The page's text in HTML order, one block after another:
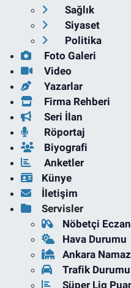
Sağlık
Siyaset
Politika
Foto Galeri
Video
Yazarlar
Firma Rehberi
Seri İlan
Röportaj
Biyografi
Anketler
Künye
İletişim
Servisler
Nöbetçi
Hava Durumu
Ankara
Trafik Durumu
Süper Lig